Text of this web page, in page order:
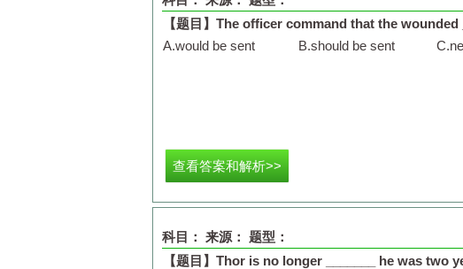
【题目】 The officer command that the
A.would be sent B.should be sent C.
查看答案和解析>>
科目： 来源： 题型：
【题目】 Thor is no longer _______ he was two